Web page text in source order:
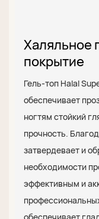
Халяльное
покрытие
Гель-топ Halal
обеспечивает
ногтям стойкий
прочность.
затвердевает и
необходимости
эффективным и